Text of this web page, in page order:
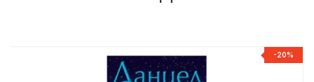
-20%